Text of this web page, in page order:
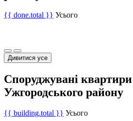
{{ done.total }} Усього
Дивитися усе
Споруджувані квартири
Ужгородського району
{{ building.total }} Усього